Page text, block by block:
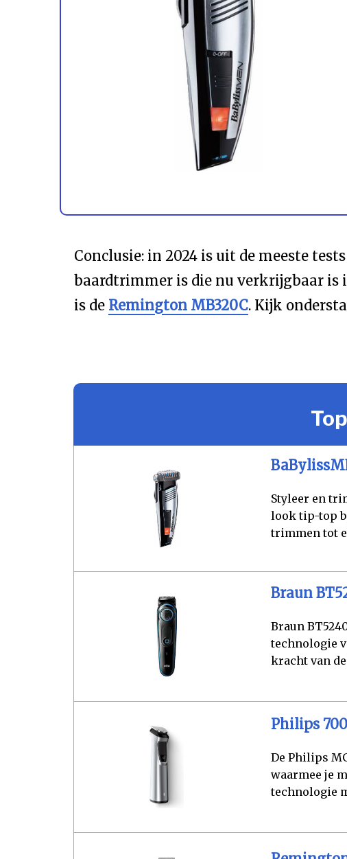
Conclusie: in 2024 is uit de meeste
baardtrimmer is die nu verkrijgbaar is
is de Remington MB320C. Kijk
Styleer en
look tip-top
trimmen tot
Braun
Braun
technologie
kracht van
Philips
De Philips
waarmee je
technologie